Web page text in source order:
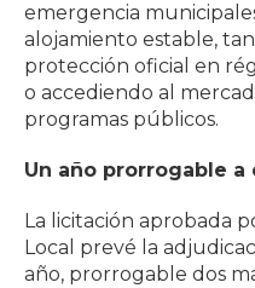
emergencia
alojamiento estable,
protección oficial en
o accediendo al
programas públicos.
Un año prorrogable a
La licitación aprobada
Local prevé la
año, prorrogable dos